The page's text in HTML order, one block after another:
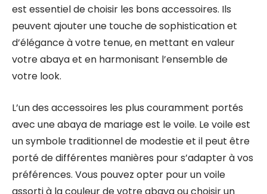
est essentiel de choisir les bons accessoires. Ils
peuvent ajouter une touche de sophistication et
d’élégance à votre tenue, en mettant en valeur
votre abaya et en harmonisant l’ensemble de
votre look.
L’un des accessoires les plus couramment portés
avec une abaya de mariage est le voile. Le voile est
un symbole traditionnel de modestie et il peut être
porté de différentes manières pour s’adapter à vos
préférences. Vous pouvez opter pour un voile